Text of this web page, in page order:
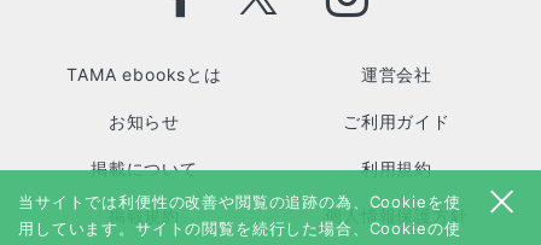
TAMA ebooksとは 運営会社
お知らせ ご利用ガイド
掲載について 利用規約
掲載規約 個人情報保護方針
当サイトでは利便性の改善や閲覧の追跡の為、Cookieを使
用しています。サイトの閲覧を続行した場合、Cookieの使